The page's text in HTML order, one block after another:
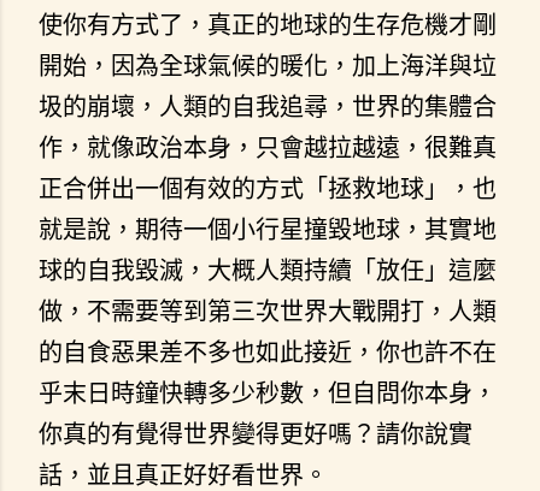
使你有方式了，真正的地球的生存危機才剛
開始，因為全球氣候的暖化，加上海洋與垃
圾的崩壞，人類的自我追尋，世界的集體合
作，就像政治本身，只會越拉越遠，很難真
正合併出一個有效的方式「拯救地球」，也
就是說，期待一個小行星撞毀地球，其實地
球的自我毀滅，大概人類持續「放任」這麼
做，不需要等到第三次世界大戰開打，人類
的自食惡果差不多也如此接近，你也許不在
乎末日時鐘快轉多少秒數，但自問你本身，
你真的有覺得世界變得更好嗎？請你說實
話，並且真正好好看世界。